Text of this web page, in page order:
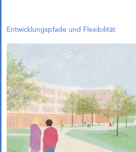
Entwicklungspfade und Flexibilität